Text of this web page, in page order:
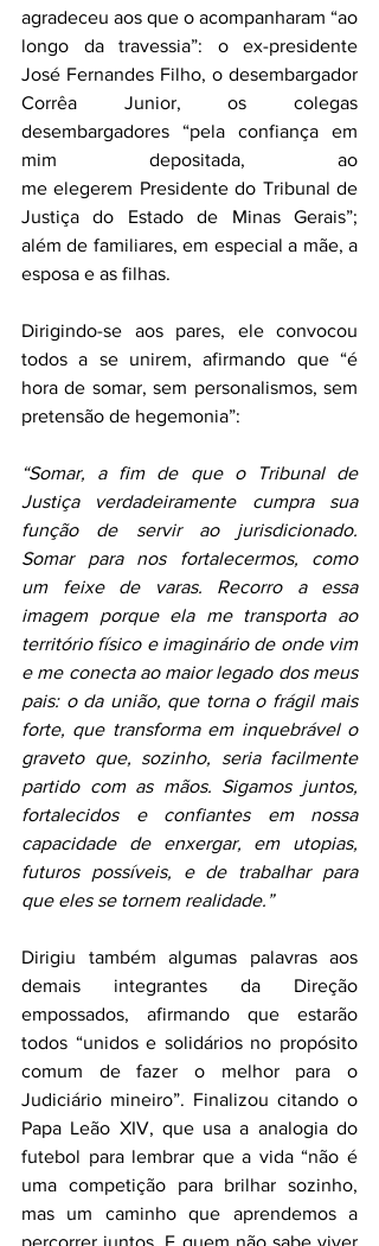
agradeceu aos que o acompanharam “ao
longo da travessia”: o ex-presidente
José Fernandes Filho, o desembargador
Corrêa Junior, os colegas
desembargadores “pela confiança em
mim depositada, ao
me elegerem Presidente do Tribunal de
Justiça do Estado de Minas Gerais”;
além de familiares, em especial a mãe, a
esposa e as filhas.
Dirigindo-se aos pares, ele convocou
todos a se unirem, afirmando que “é
hora de somar, sem personalismos, sem
pretensão de hegemonia”:
“Somar, a fim de que o Tribunal de
Justiça verdadeiramente cumpra sua
função de servir ao jurisdicionado.
Somar para nos fortalecermos, como
um feixe de varas. Recorro a essa
imagem porque ela me transporta ao
território físico e imaginário de onde vim
e me conecta ao maior legado dos meus
pais: o da união, que torna o frágil mais
forte, que transforma em inquebrável o
graveto que, sozinho, seria facilmente
partido com as mãos. Sigamos juntos,
fortalecidos e confiantes em nossa
capacidade de enxergar, em utopias,
futuros possíveis, e de trabalhar para
que eles se tornem realidade.”
Dirigiu também algumas palavras aos
demais integrantes da Direção
empossados, afirmando que estarão
todos “unidos e solidários no propósito
comum de fazer o melhor para o
Judiciário mineiro”. Finalizou citando o
Papa Leão XIV, que usa a analogia do
futebol para lembrar que a vida “não é
uma competição para brilhar sozinho,
mas um caminho que aprendemos a
percorrer juntos. E quem não sabe viver